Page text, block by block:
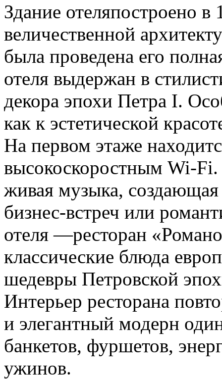
Здание отеляпостроено
величественной
была проведена его
отеля выдержан в
декора эпохи Петра I.
как к эстетической
На первом этаже
высокоскоростным Wi-Fi.
живая музыка,
бизнес-встреч или
отеля —ресторан
классические блюда
шедевры Петровской
Интерьер ресторана
и элегантный модерн
банкетов, фуршетов,
ужинов.